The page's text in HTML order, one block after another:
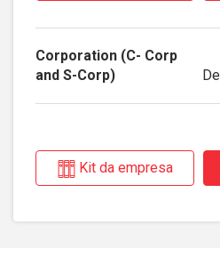
De
Kit da empresa